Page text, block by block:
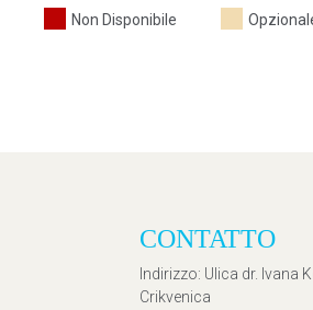
Non Disponibile
CONTATTO
Indirizzo: Ulica dr. Ivana
Crikvenica